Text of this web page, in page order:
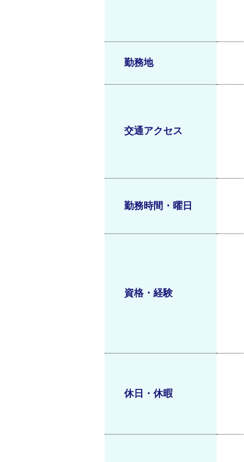
勤務地
交通アクセス
勤務時間・曜日
資格・経験
休日・休暇